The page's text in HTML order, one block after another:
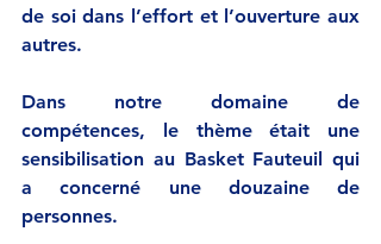
de soi dans l’effort et l’ouverture aux
autres.
Dans notre domaine de
compétences, le thème était une
sensibilisation au Basket Fauteuil qui
a concerné une douzaine de
personnes.